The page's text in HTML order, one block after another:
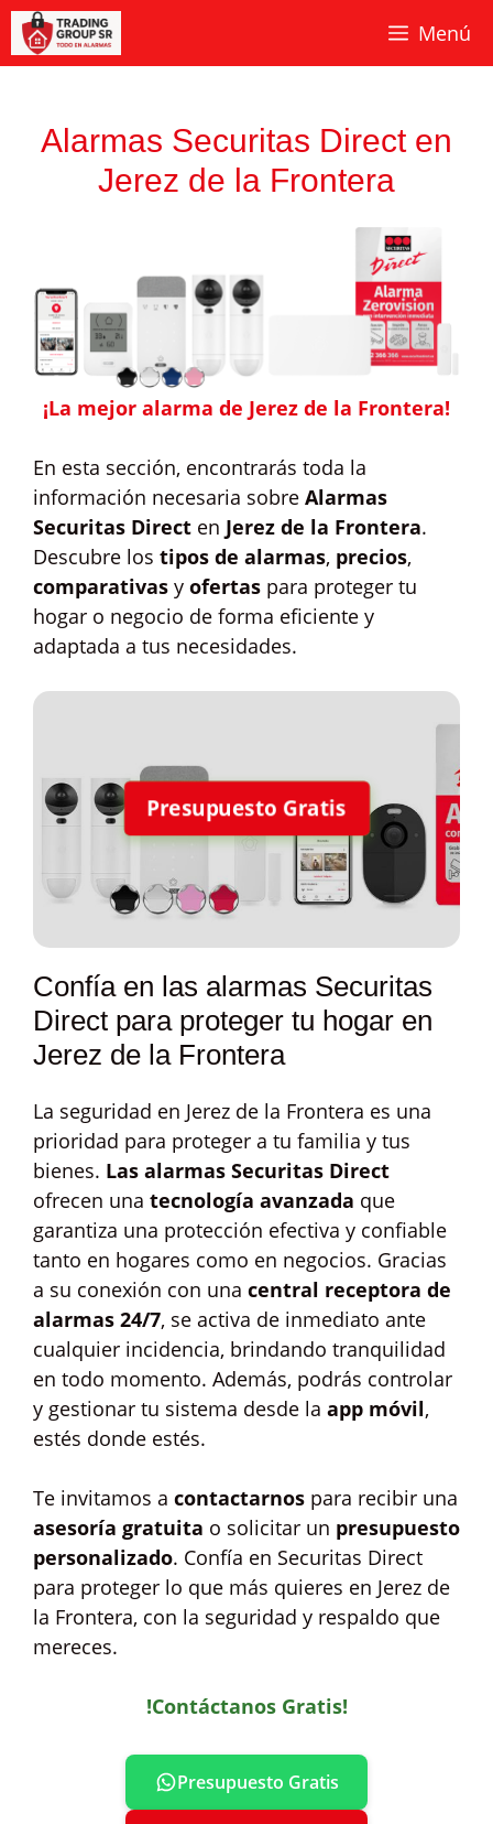
Saltar
contenido
Menú
Alarmas Securitas Direct en
Jerez de la Frontera
¡La mejor alarma de Jerez de la Frontera!
En esta sección, encontrarás toda la
información necesaria sobre Alarmas
Securitas Direct en Jerez de la Frontera.
Descubre los tipos de alarmas, precios,
comparativas y ofertas para proteger tu
hogar o negocio de forma eficiente y
adaptada a tus necesidades.
Presupuesto Gratis
Confía en las alarmas Securitas
Direct para proteger tu hogar en
Jerez de la Frontera
La seguridad en Jerez de la Frontera es una
prioridad para proteger a tu familia y tus
bienes. Las alarmas Securitas Direct
ofrecen una tecnología avanzada que
garantiza una protección efectiva y confiable
tanto en hogares como en negocios. Gracias
a su conexión con una central receptora de
alarmas 24/7, se activa de inmediato ante
cualquier incidencia, brindando tranquilidad
en todo momento. Además, podrás controlar
y gestionar tu sistema desde la app móvil,
estés donde estés.
Te invitamos a contactarnos para recibir una
asesoría gratuita o solicitar un presupuesto
personalizado. Confía en Securitas Direct
para proteger lo que más quieres en Jerez de
la Frontera, con la seguridad y respaldo que
mereces.
!Contáctanos Gratis!
Presupuesto Gratis